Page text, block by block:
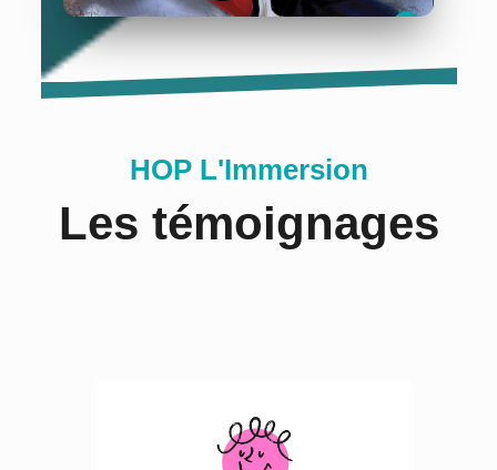
Hôpital Baujoin
29/04/2022
HOP L'Immersion
Les témoignages